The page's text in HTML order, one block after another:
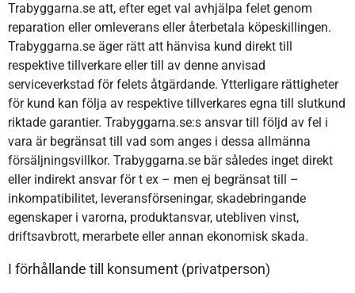
Trabyggarna.se att, efter eget val avhjälpa felet genom
reparation eller omleverans eller återbetala köpeskillingen.
Trabyggarna.se äger rätt att hänvisa kund direkt till
respektive tillverkare eller till av denne anvisad
serviceverkstad för felets åtgärdande. Ytterligare rättigheter
för kund kan följa av respektive tillverkares egna till slutkund
riktade garantier. Trabyggarna.se:s ansvar till följd av fel i
vara är begränsat till vad som anges i dessa allmänna
försäljningsvillkor. Trabyggarna.se bär således inget direkt
eller indirekt ansvar för t ex – men ej begränsat till –
inkompatibilitet, leveransförseningar, skadebringande
egenskaper i varorna, produktansvar, utebliven vinst,
driftsavbrott, merarbete eller annan ekonomisk skada.
I förhållande till konsument (privatperson)